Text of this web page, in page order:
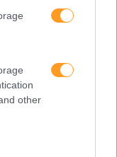
other